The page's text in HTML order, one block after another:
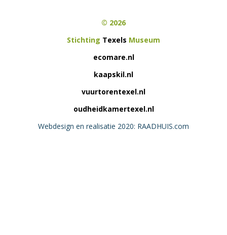
© 2026
Stichting Texels Museum
ecomare.nl
kaapskil.nl
vuurtorentexel.nl
oudheidkamertexel.nl
Webdesign en realisatie 2020: RAADHUIS.com